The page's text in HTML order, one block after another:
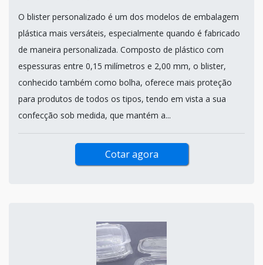
O blister personalizado é um dos modelos de embalagem
plástica mais versáteis, especialmente quando é fabricado
de maneira personalizada. Composto de plástico com
espessuras entre 0,15 milímetros e 2,00 mm, o blister,
conhecido também como bolha, oferece mais proteção
para produtos de todos os tipos, tendo em vista a sua
confecção sob medida, que mantém a...
Cotar agora